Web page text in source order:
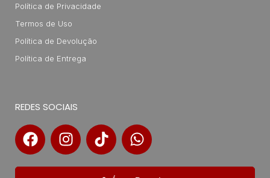
Política de Privacidade
Termos de Uso
Política de Devolução
Política de Entrega
REDES SOCIAIS